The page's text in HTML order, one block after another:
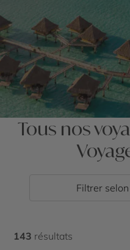
Tous nos
Filtrer
143 résultats